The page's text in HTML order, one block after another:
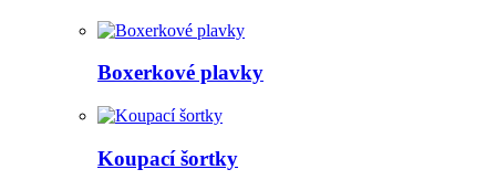
Boxerkové plavky
Koupací šortky